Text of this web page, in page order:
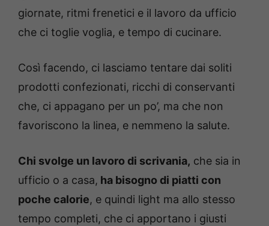
giornate, ritmi frenetici e il lavoro da ufficio
che ci toglie voglia, e tempo di cucinare.
Così facendo, ci lasciamo tentare dai soliti
prodotti confezionati, ricchi di conservanti
che, ci appagano per un po’, ma che non
favoriscono la linea, e nemmeno la salute.
Chi svolge un lavoro di scrivania, che sia in
ufficio o a casa, ha bisogno di piatti con
poche calorie, e quindi light ma allo stesso
tempo completi, che ci apportano i giusti